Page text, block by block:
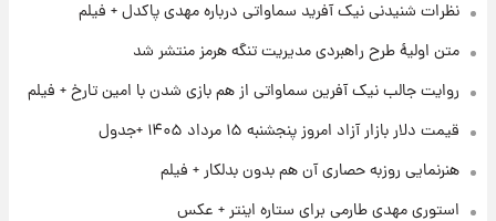
آغاز طرح جدید فروش مشارکت در تولید سایپا؛
سود مشارکت چند درصد است؟
نظرات شنیدنی نیک آفرید سماواتی درباره مهدی پاکدل + فیلم
متن اولیۀ طرح راهبردی مدیریت تنگه هرمز منتشر شد
روایت جالب نیک آفرین سماواتی از هم بازی شدن با امین تارخ + فیلم
قیمت دلار بازار آزاد امروز پنجشنبه ۱۵ مرداد ۱۴۰۵ +جدول
هنرنمایی روزبه حصاری آن هم بدون بدلکار + فیلم
استوری مهدی طارمی برای ستاره اینتر + عکس